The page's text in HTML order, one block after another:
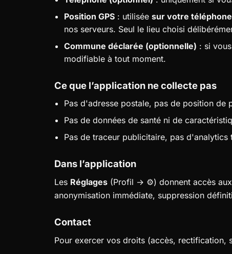
Position GPS : utiliséesur votre
nos serveurs. Seul le lieu choisi
Commune déclarée (optionnelle) : si
modifiable à tout moment.
Ce que l’application ne collecte pas
Pas d'adresse postale, pas de position de
Pas de données de santé ni de
Pas de traceur publicitaire, pas d'analytics
Dans l’application
Les Réglages (Profil → ⚙) donnent accès
anonymisation immédiate, suppression
Contact
Pour exercer vos droits (accès, rectification,